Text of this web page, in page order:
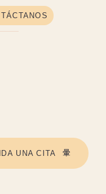
UNA CITA